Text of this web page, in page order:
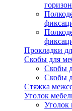
Прокладки
Скобы для
Скобы
Скобы
Стяжка
Уголок
Уголок